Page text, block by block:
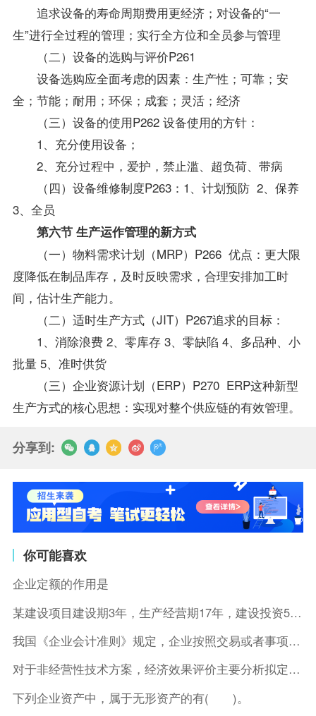
追求设备的寿命周期费用更经济；对设备的“一
生”进行全过程的管理；实行全方位和全员参与管理
（二）设备的选购与评价P261
设备选购应全面考虑的因素：生产性；可靠；安
全；节能；耐用；环保；成套；灵活；经济
（三）设备的使用P262 设备使用的方针：
1、充分使用设备；
2、充分过程中，爱护，禁止滥、超负荷、带病
（四）设备维修制度P263：1、计划预防 2、保养
3、全员
第六节 生产运作管理的新方式
（一）物料需求计划（MRP）P266 优点：更大限
度降低在制品库存，及时反映需求，合理安排加工时
间，估计生产能力。
（二）适时生产方式（JIT）P267追求的目标：
1、消除浪费 2、零库存 3、零缺陷 4、多品种、小
批量 5、准时供货
（三）企业资源计划（ERP）P270 ERP这种新型
生产方式的核心思想：实现对整个供应链的有效管理。
分享到:
你可能喜欢
企业定额的作用是
某建设项目建设期3年，生产经营期17年，建设投资5500万元
我国《企业会计准则》规定，企业按照交易或者事项的经济特征确定
对于非经营性技术方案，经济效果评价主要分析拟定方案的( )。
下列企业资产中，属于无形资产的有( )。